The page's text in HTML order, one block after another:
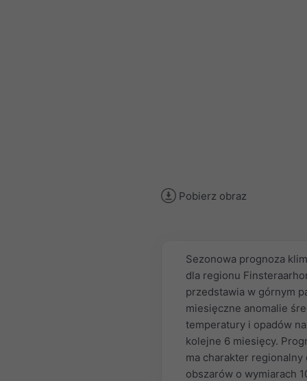
Pobierz obraz
Sezonowa prognoza
dla regionu
przedstawia w górnym
miesięczne anomalie
temperatury i opadów na
kolejne 6 miesięcy.
ma charakter regionalny
obszarów o wymiarach